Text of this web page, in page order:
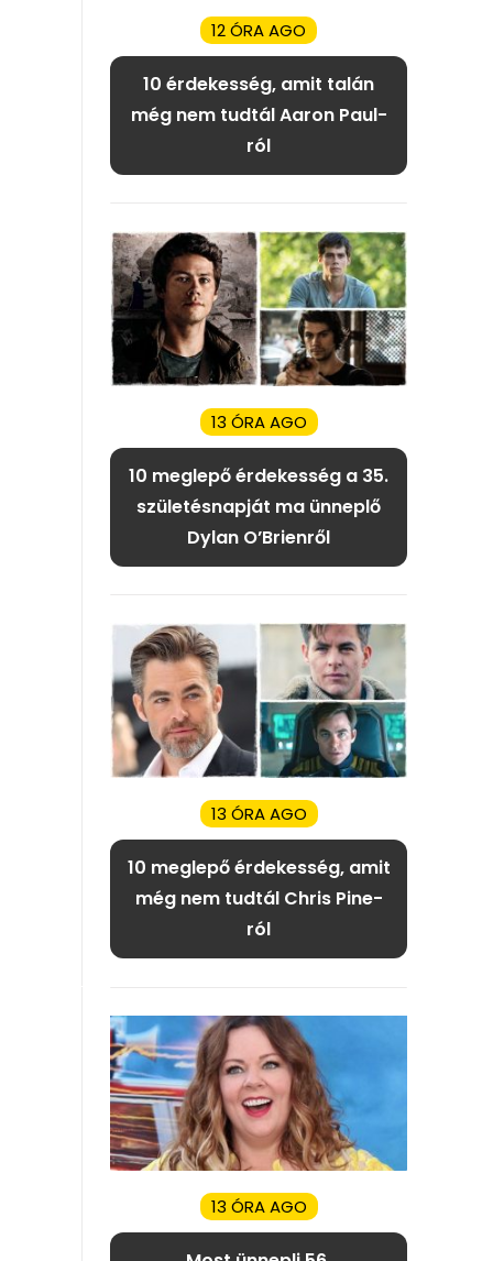
12 ÓRA AGO
10 érdekesség, amit talán
még nem tudtál Aaron Paul-
ról
13 ÓRA AGO
10 meglepő érdekesség a 35.
születésnapját ma ünneplő
Dylan O’Brienről
13 ÓRA AGO
10 meglepő érdekesség, amit
még nem tudtál Chris Pine-
ról
13 ÓRA AGO